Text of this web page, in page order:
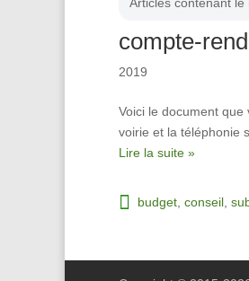
compte-
2019
Voici le document
voirie et la téléphonie
Lire la suite »
budget conseil